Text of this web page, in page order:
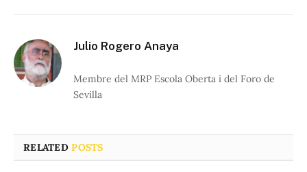
Julio Rogero Anaya
Membre del MRP Escola Oberta i del Foro de
Sevilla
RELATEDPOSTS